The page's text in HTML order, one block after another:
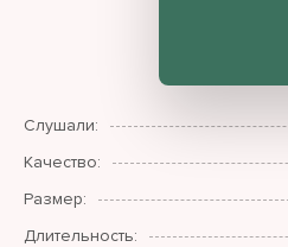
Слушали:
Качество:
Размер:
Длительность: